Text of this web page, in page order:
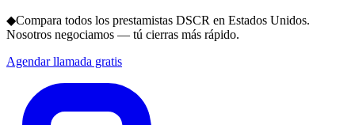
◆Compara todos los prestamistas DSCR en Estados Unidos.
Nosotros negociamos — tú cierras más rápido.
Agendar llamada gratis